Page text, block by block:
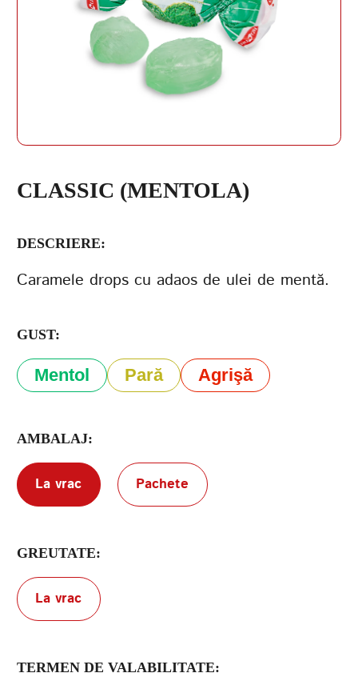
CLASSIC (MENTOLA)
DESCRIERE:
Caramele drops cu adaos de ulei de mentă.
GUST:
Mentol Pară Agrişă
AMBALAJ:
La vrac Pachete
GREUTATE:
La vrac
TERMEN DE VALABILITATE:
CREAȚI UN CONT
furnizare a serviciilor